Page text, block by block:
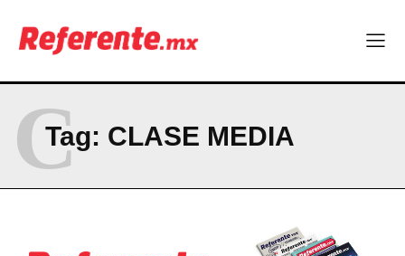
Tag: CLASE MEDIA
C